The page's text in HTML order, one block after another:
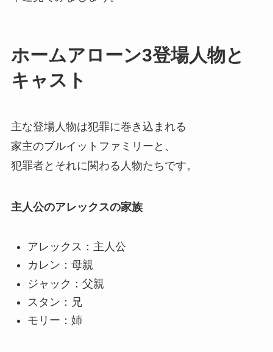
ホームアローン3登場人物と
キャスト
主な登場人物は犯罪に巻き込まれる
家主のブルイットファミリーと、
犯罪者とそれに関わる人物たちです。
主人公のアレックスの家族
アレックス：主人公
カレン：母親
ジャック：父親
スタン：兄
モリー：姉